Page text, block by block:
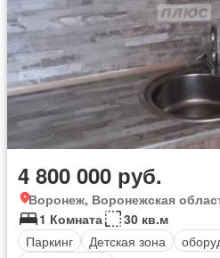
4 800 000 руб.
Воронеж, Воронежская
1 Комната
30 кв.м
Паркинг
Детская зона